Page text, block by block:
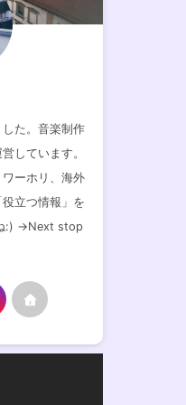
した。音楽制作
しています。
ーホリ、海外
立つ情報」を
:) →Next stop